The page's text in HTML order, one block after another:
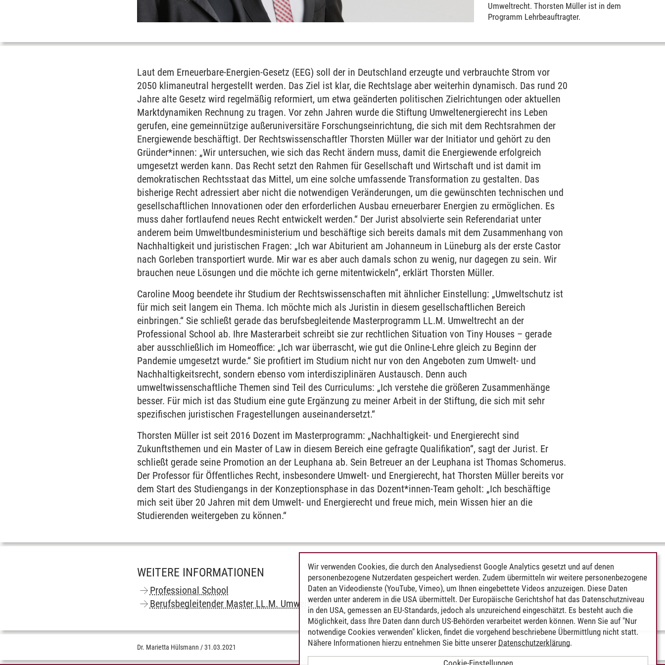
Umweltrecht. Thorsten Müller ist in dem
Programm Lehrbeauftragter.
Laut dem Erneuerbare-Energien-Gesetz (EEG) soll der in Deutschland erzeugte und verbrauchte Strom vor
2050 klimaneutral hergestellt werden. Das Ziel ist klar, die Rechtslage aber weiterhin dynamisch. Das rund 20
Jahre alte Gesetz wird regelmäßig reformiert, um etwa geänderten politischen Zielrichtungen oder aktuellen
Marktdynamiken Rechnung zu tragen. Vor zehn Jahren wurde die Stiftung Umweltenergierecht ins Leben
gerufen, eine gemeinnützige außeruniversitäre Forschungseinrichtung, die sich mit dem Rechtsrahmen der
Energiewende beschäftigt. Der Rechtswissenschaftler Thorsten Müller war der Initiator und gehört zu den
Gründer*innen: „Wir untersuchen, wie sich das Recht ändern muss, damit die Energiewende erfolgreich
umgesetzt werden kann. Das Recht setzt den Rahmen für Gesellschaft und Wirtschaft und ist damit im
demokratischen Rechtsstaat das Mittel, um eine solche umfassende Transformation zu gestalten. Das
bisherige Recht adressiert aber nicht die notwendigen Veränderungen, um die gewünschten technischen und
gesellschaftlichen Innovationen oder den erforderlichen Ausbau erneuerbarer Energien zu ermöglichen. Es
muss daher fortlaufend neues Recht entwickelt werden.“ Der Jurist absolvierte sein Referendariat unter
anderem beim Umweltbundesministerium und beschäftige sich bereits damals mit dem Zusammenhang von
Nachhaltigkeit und juristischen Fragen: „Ich war Abiturient am Johanneum in Lüneburg als der erste Castor
nach Gorleben transportiert wurde. Mir war es aber auch damals schon zu wenig, nur dagegen zu sein. Wir
brauchen neue Lösungen und die möchte ich gerne mitentwickeln“, erklärt Thorsten Müller.
Caroline Moog beendete ihr Studium der Rechtswissenschaften mit ähnlicher Einstellung: „Umweltschutz ist
für mich seit langem ein Thema. Ich möchte mich als Juristin in diesem gesellschaftlichen Bereich
einbringen.“ Sie schließt gerade das berufsbegleitende Masterprogramm LL.M. Umweltrecht an der
Professional School ab. Ihre Masterarbeit schreibt sie zur rechtlichen Situation von Tiny Houses – gerade
aber ausschließlich im Homeoffice: „Ich war überrascht, wie gut die Online-Lehre gleich zu Beginn der
Pandemie umgesetzt wurde.“ Sie profitiert im Studium nicht nur von den Angeboten zum Umwelt- und
Nachhaltigkeitsrecht, sondern ebenso vom interdisziplinären Austausch. Denn auch
umweltwissenschaftliche Themen sind Teil des Curriculums: „Ich verstehe die größeren Zusammenhänge
besser. Für mich ist das Studium eine gute Ergänzung zu meiner Arbeit in der Stiftung, die sich mit sehr
spezifischen juristischen Fragestellungen auseinandersetzt.“
Thorsten Müller ist seit 2016 Dozent im Masterprogramm: „Nachhaltigkeit- und Energierecht sind
Zukunftsthemen und ein Master of Law in diesem Bereich eine gefragte Qualifikation“, sagt der Jurist. Er
schließt gerade seine Promotion an der Leuphana ab. Sein Betreuer an der Leuphana ist Thomas Schomerus.
Der Professor für Öffentliches Recht, insbesondere Umwelt- und Energierecht, hat Thorsten Müller bereits vor
dem Start des Studiengangs in der Konzeptionsphase in das Dozent*innen-Team geholt: „Ich beschäftige
mich seit über 20 Jahren mit dem Umwelt- und Energierecht und freue mich, mein Wissen hier an die
Studierenden weitergeben zu können.“
WEITERE INFORMATIONEN
Professional School
Berufsbegleitender Master LL.M. Umweltrecht
Dr. Marietta Hülsmann /31.03.2021
Wir verwenden Cookies, die durch den Analysedienst Google Analytics gesetzt und auf denen
personenbezogene Nutzerdaten gespeichert werden. Zudem übermitteln wir weitere personenbezogene
Daten an Videodienste (YouTube, Vimeo), um Ihnen eingebettete Videos anzuzeigen. Diese Daten
werden unter anderem in die USA übermittelt. Der Europäische Gerichtshof hat das Datenschutzniveau
in den USA, gemessen an EU-Standards, jedoch als unzureichend eingeschätzt. Es besteht auch die
Möglichkeit, dass Ihre Daten dann durch US-Behörden verarbeitet werden können. Wenn Sie auf "Nur
notwendige Cookies verwenden" klicken, findet die vorgehend beschriebene Übermittlung nicht statt.
Nähere Informationen hierzu entnehmen Sie bitte unserer Datenschutzerklärung.
Cookie-Einstellungen